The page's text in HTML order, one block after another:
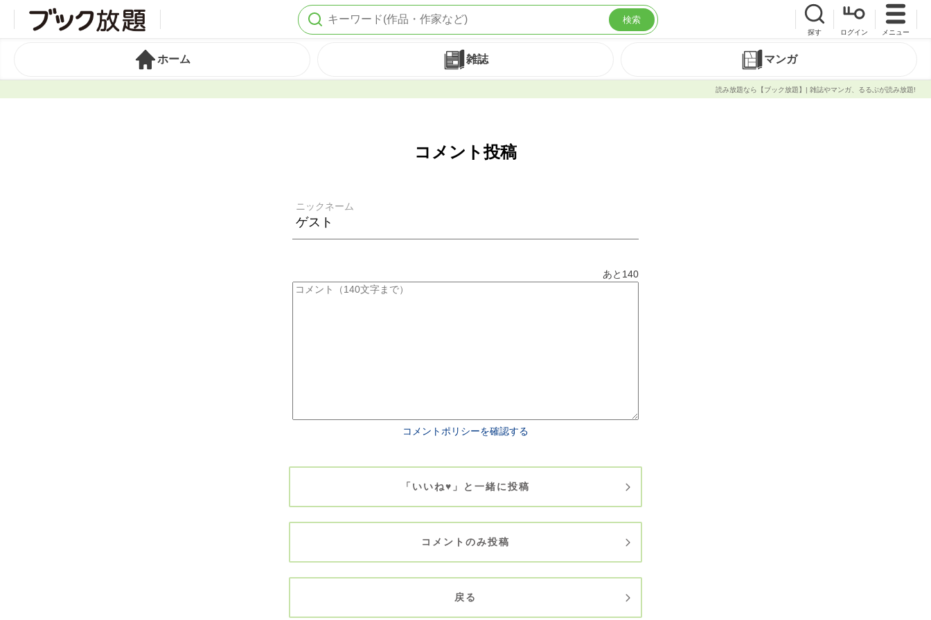
検索
探す ログイン メニュー
ホーム 雑誌 マンガ
読み放題なら【ブック放題】| 雑誌やマンガ、るるぶが読み放題!
コメント投稿
ニックネーム
あと 140
コメントポリシーを確認する
「いいね♥」と一緒に投稿
コメントのみ投稿
戻る